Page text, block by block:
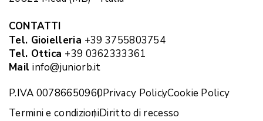
CONTATTI
Tel. Gioielleria +39 3755803754
Tel. Ottica +39 0362333361
Mail info@juniorb.it
P.IVA 00786650960Privacy PolicyCookie Policy
Termini e condizioniDiritto di recesso